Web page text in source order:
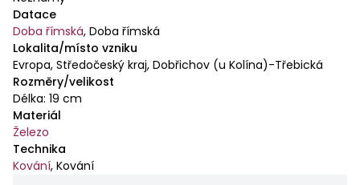
Datace
Doba římská, Doba římská
Lokalita/místo vzniku
Evropa, Středočeský kraj, Dobřichov (u Kolína)-Třebická
Rozměry/velikost
Délka: 19 cm
Materiál
Železo
Technika
Kování, Kování